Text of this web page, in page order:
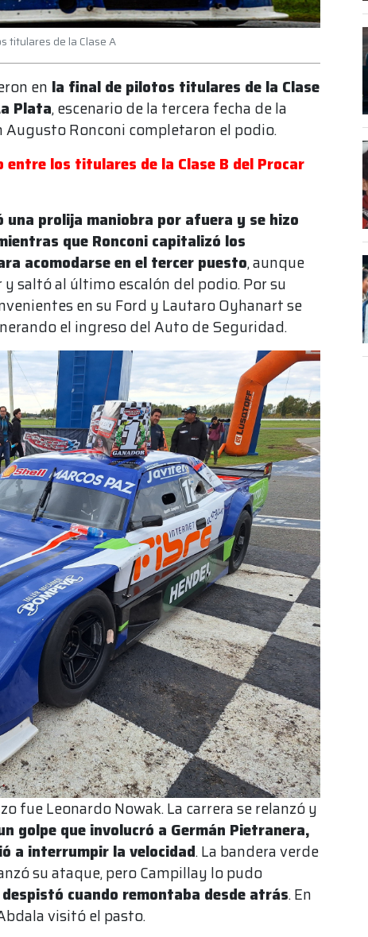
titulares de la Clase A
en la final de pilotos titulares de la Clase
Plata, escenario de la tercera fecha de la
Ronconi completaron el podio.
entre los titulares de la Clase B del Procar
una prolija maniobra por afuera y se hizo
que Ronconi capitalizó los
acomodarse en el tercer puesto, aunque
saltó al último escalón del podio. Por su
en su Ford y Lautaro Oyhanart se
el ingreso del Auto de Seguridad.
fue Leonardo Nowak. La carrera se relanzó y
golpe que involucró a Germán Pietranera,
a interrumpir la velocidad. La bandera verde
su ataque, pero Campillay lo pudo
cuando remontaba desde atrás. En
visitó el pasto.